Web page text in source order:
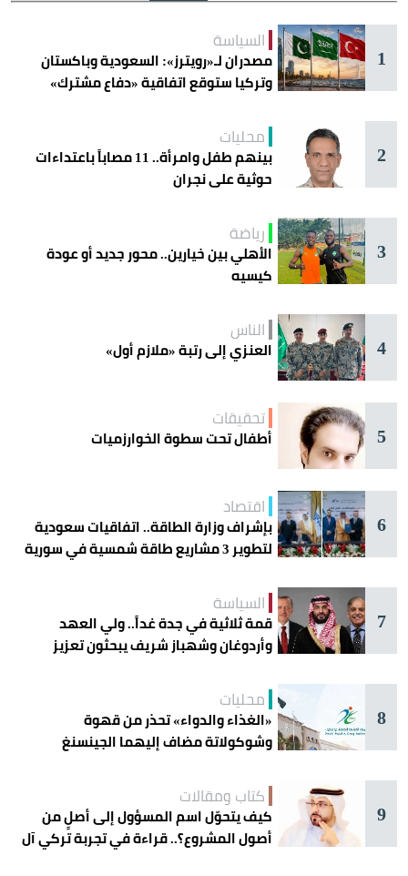
1
السياسة
مصدران لـ«رويترز»: السعودية وباكستان
وتركيا ستوقع اتفاقية «دفاع مشترك»
2
محليات
بينهم طفل وامرأة.. 11 مصاباً باعتداءات
حوثية على نجران
3
رياضة
الأهلي بين خيارين.. محور جديد أو عودة
كيسيه
4
الناس
العنزي إلى رتبة «ملازم أول»
5
تحقيقات
أطفال تحت سطوة الخوارزميات
6
اقتصاد
بإشراف وزارة الطاقة.. اتفاقيات سعودية
لتطوير 3 مشاريع طاقة شمسية في سورية
7
السياسة
قمة ثلاثية في جدة غداً.. ولي العهد
وأردوغان وشهباز شريف يبحثون تعزيز
8
محليات
«الغذاء والدواء» تحذر من قهوة
وشوكولاتة مضاف إليهما الجينسنغ
9
كتاب ومقالات
كيف يتحوّل اسم المسؤول إلى أصلٍ من
أصول المشروع؟.. قراءة في تجربة تركي آل